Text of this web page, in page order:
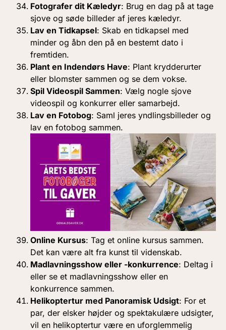
Fotografer dit Kæledyr: Brug en dag på at tage
sjove og søde billeder af jeres kæledyr.
Lav en Tidkapsel: Skab en tidkapsel med
minder og åbn den på en bestemt dato i
fremtiden.
Plant en Indendørs Have: Plant krydderurter
eller blomster sammen og se dem vokse.
Spil Videospil Sammen: Vælg nogle sjove
videospil og konkurrer eller samarbejd.
Lav en Fotobog: Saml jeres yndlingsbilleder og
lav en fotobog sammen.
Online Kursus: Tag et online kursus sammen.
Det kan være alt fra kunst til videnskab.
Madlavningsshow eller -konkurrence: Deltag i
eller se et madlavningsshow eller en
konkurrence sammen.
Helikoptertur med Panoramisk Udsigt: For et
par, der elsker højder og spektakulære udsigter,
vil en helikoptertur være en uforglemmelig